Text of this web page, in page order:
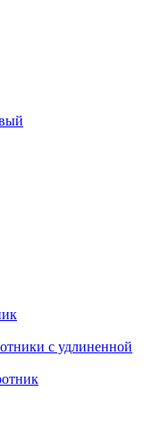
с удлиненной